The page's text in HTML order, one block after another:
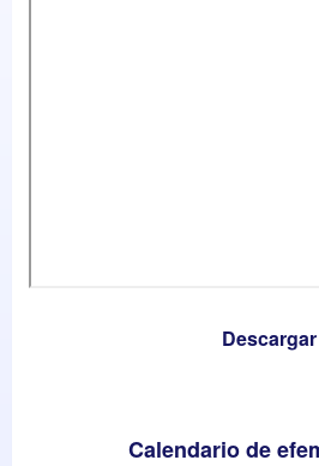
Descargar
Calendario de